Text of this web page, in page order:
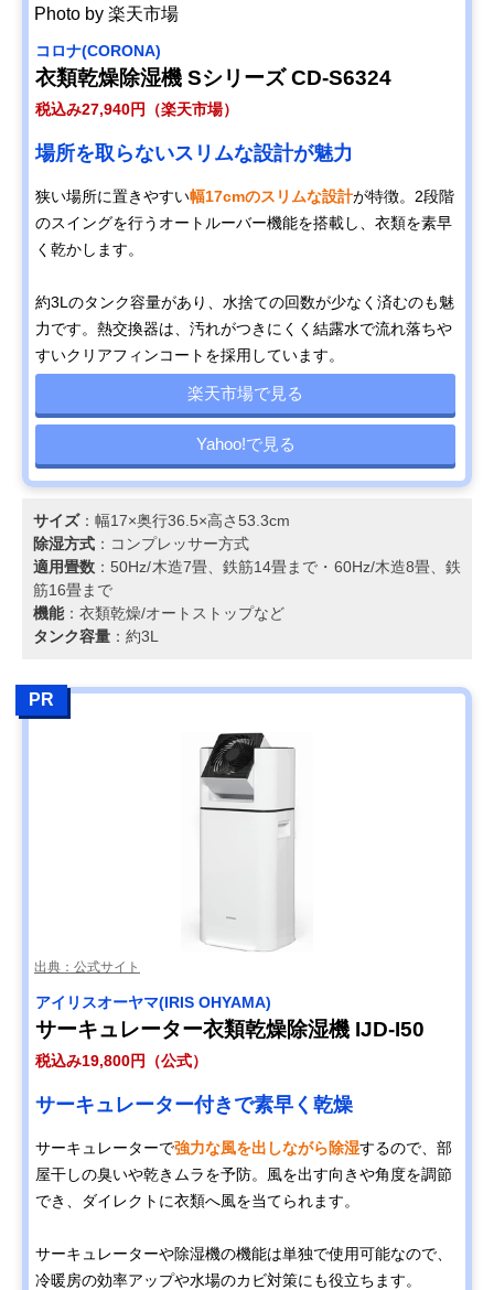
Photo by 楽天市場
コロナ(CORONA)
衣類乾燥除湿機 Sシリーズ CD-S6324
税込み27,940円（楽天市場）
場所を取らないスリムな設計が魅力
狭い場所に置きやすい幅17cmのスリムな設計が特徴。2段階
のスイングを行うオートルーバー機能を搭載し、衣類を素早
く乾かします。
約3Lのタンク容量があり、水捨ての回数が少なく済むのも魅
力です。熱交換器は、汚れがつきにくく結露水で流れ落ちや
すいクリアフィンコートを採用しています。
楽天市場で見る
Yahoo!で見る
サイズ：幅17×奥行36.5×高さ53.3cm
除湿方式 ：コンプレッサー方式
適用畳数 ：50Hz/木造7畳、鉄筋14畳まで・60Hz/木造8畳、鉄
筋16畳まで
機能：衣類乾燥/オートストップなど
タンク容量 ：約3L
PR
出典：公式サイト
アイリスオーヤマ(IRIS OHYAMA)
サーキュレーター衣類乾燥除湿機 IJD-I50
税込み19,800円（公式）
サーキュレーター付きで素早く乾燥
サーキュレーターで強力な風を出しながら除湿するので、部
屋干しの臭いや乾きムラを予防。風を出す向きや角度を調節
でき、ダイレクトに衣類へ風を当てられます。
サーキュレーターや除湿機の機能は単独で使用可能なので、
冷暖房の効率アップや水場のカビ対策にも役立ちます。